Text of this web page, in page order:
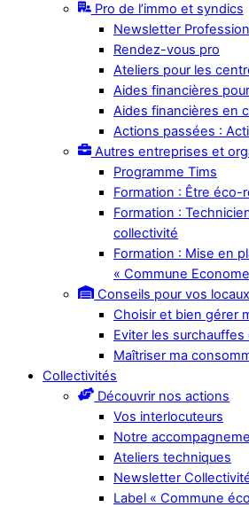
Pro de l’immo et syndics
Newsletter
Rendez-vous pro
Ateliers pour les
Aides financières
Aides financières en
Actions passées :
Autres entreprises et
Programme Tims
Formation : Être éco-
Formation :
collectivité
Formation : Mise en
« Commune
Conseils pour vos
Choisir et bien gérer
Eviter les surchauffes
Maîtriser ma
Collectivités
Découvrir nos actions
Vos interlocuteurs
Notre
Ateliers techniques
Newsletter
Label « Commune